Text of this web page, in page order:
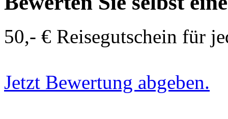
50,- € Reisegutschein für
Jetzt Bewertung abgeben.